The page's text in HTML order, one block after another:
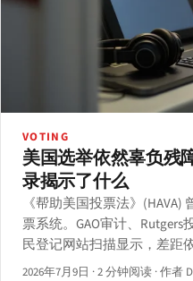
VOTING
美国选举依然辜负残
录揭示了什么
《帮助美国投票法》
票系统。GAO审计、
民登记网站扫描显示，差距
合规截止日期即将在2027年
2026年7月9日 ·2 分钟阅读 ·作者